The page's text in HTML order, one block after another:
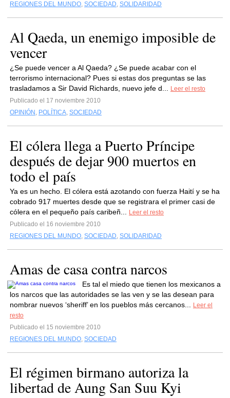
REGIONES DEL MUNDO, SOCIEDAD, SOLIDARIDAD
Al Qaeda, un enemigo imposible de
vencer
¿Se puede vencer a Al Qaeda? ¿Se puede acabar con el
terrorismo internacional? Pues si estas dos preguntas se las
trasladamos a Sir David Richards, nuevo jefe d...
Leer el resto
Publicado el 17 noviembre 2010
OPINIÓN , POLÍTICA, SOCIEDAD
El cólera llega a Puerto Príncipe
después de dejar 900 muertos en
todo el país
Ya es un hecho. El cólera está azotando con fuerza Haití y se ha
cobrado 917 muertes desde que se registrara el primer casi de
cólera en el pequeño país caribeñ...
Leer el resto
Publicado el 16 noviembre 2010
REGIONES DEL MUNDO, SOCIEDAD, SOLIDARIDAD
Amas de casa contra narcos
Es tal el miedo que tienen los mexicanos a
los narcos que las autoridades se las ven y se las desean para
nombrar nuevos ‘sheriff’ en los pueblos más cercanos...
Leer el
resto
Publicado el 15 noviembre 2010
REGIONES DEL MUNDO, SOCIEDAD
El régimen birmano autoriza la
libertad de Aung San Suu Kyi